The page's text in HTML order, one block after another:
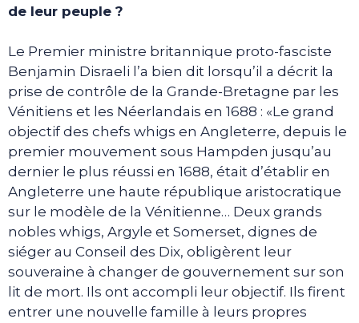
de leur peuple ?
Le Premier ministre britannique proto-fasciste
Benjamin Disraeli l’a bien dit lorsqu’il a décrit la
prise de contrôle de la Grande-Bretagne par les
Vénitiens et les Néerlandais en 1688 : «Le grand
objectif des chefs whigs en Angleterre, depuis le
premier mouvement sous Hampden jusqu’au
dernier le plus réussi en 1688, était d’établir en
Angleterre une haute république aristocratique
sur le modèle de la Vénitienne… Deux grands
nobles whigs, Argyle et Somerset, dignes de
siéger au Conseil des Dix, obligèrent leur
souveraine à changer de gouvernement sur son
lit de mort. Ils ont accompli leur objectif. Ils firent
entrer une nouvelle famille à leurs propres